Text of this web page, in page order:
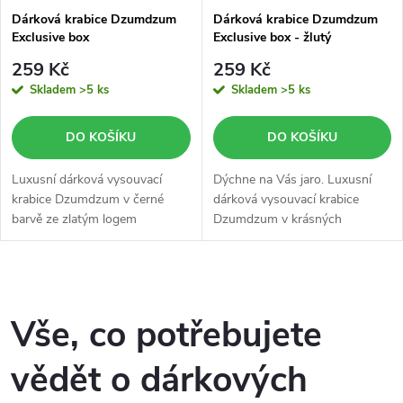
p
r
o
d
u
ů
s
p
r
o
d
u
t
ů
Dárková krabice Dzumdzum
Exclusive box
259 Kč
Skladem >5 ks
DO KOŠÍKU
Luxusní dárková vysouvací
krabice Dzumdzum v černé
barvě ze zlatým logem
Dzumdzum.
Dárková krabice Dzumdzum
Exclusive box - žlutý
259 Kč
Skladem >5 ks
DO KOŠÍKU
Dýchne na Vás jaro. Luxusní
dárková vysouvací krabice
Dzumdzum v krásných
pastelových barvách ze zlatým
v
l
Vše, co potřebujete
vědět o dárkových